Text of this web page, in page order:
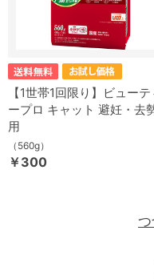
【1世帯1回限り】ビューテ
ープロ キャット 避妊・去
用
（560g）
￥300